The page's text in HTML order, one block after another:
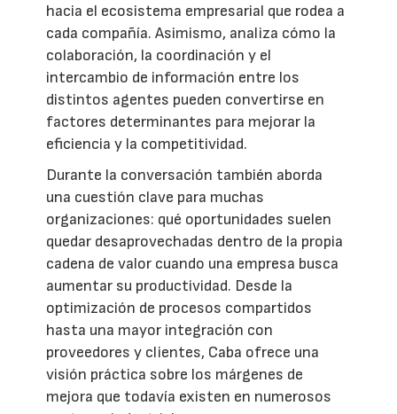
hacia el ecosistema empresarial que rodea a
cada compañía. Asimismo, analiza cómo la
colaboración, la coordinación y el
intercambio de información entre los
distintos agentes pueden convertirse en
factores determinantes para mejorar la
eficiencia y la competitividad.
Durante la conversación también aborda
una cuestión clave para muchas
organizaciones: qué oportunidades suelen
quedar desaprovechadas dentro de la propia
cadena de valor cuando una empresa busca
aumentar su productividad. Desde la
optimización de procesos compartidos
hasta una mayor integración con
proveedores y clientes, Caba ofrece una
visión práctica sobre los márgenes de
mejora que todavía existen en numerosos